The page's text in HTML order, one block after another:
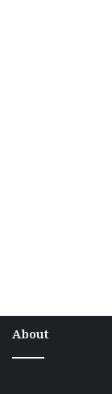
About